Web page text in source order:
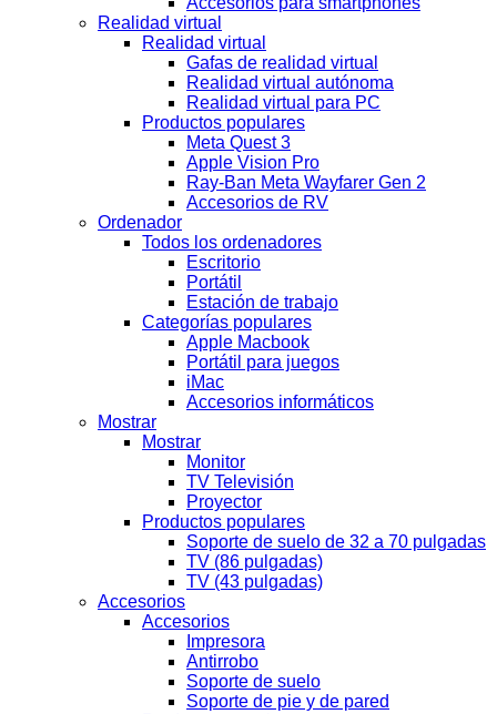
Realidad virtual
Realidad virtual
Gafas de realidad virtual
Realidad virtual autónoma
Realidad virtual para PC
Productos populares
Meta Quest 3
Apple Vision Pro
Ray-Ban Meta Wayfarer Gen 2
Accesorios de RV
Ordenador
Todos los ordenadores
Escritorio
Portátil
Estación de trabajo
Categorías populares
Apple Macbook
Portátil para juegos
iMac
Accesorios informáticos
Mostrar
Mostrar
Monitor
TV Televisión
Proyector
Productos populares
Soporte de suelo de 32 a 70 pulgadas
TV (86 pulgadas)
TV (43 pulgadas)
Accesorios
Accesorios
Impresora
Antirrobo
Soporte de suelo
Soporte de pie y de pared